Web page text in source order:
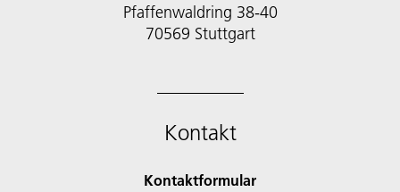
Pfaffenwaldring 38-40
70569 Stuttgart
Kontakt
Kontaktformular